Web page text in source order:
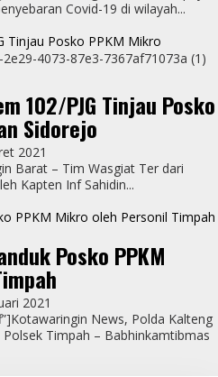
Covid-19 di wilayah...
Tinjau Posko PPKM Mikro
102/PJG Tinjau Posko
Sidorejo
2021
Barat – Tim Wasgiat Ter dari
Kapten Inf Sahidin...
PPKM Mikro oleh Personil Timpah
Posko PPKM
2021
News, Polda Kalteng
Timpah – Babhinkamtibmas